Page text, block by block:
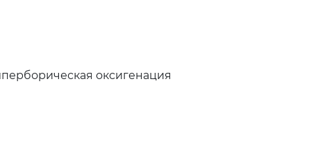
оксигенация